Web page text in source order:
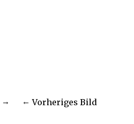
Vorheriges Bild